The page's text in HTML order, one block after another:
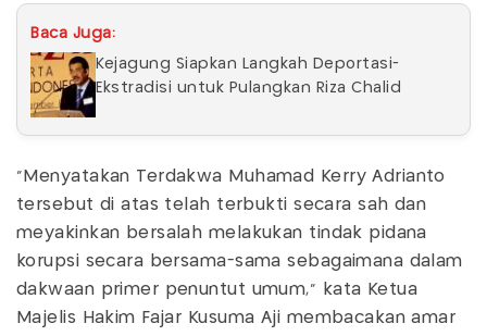
Baca Juga:
Kejagung Siapkan Langkah Deportasi-
Ekstradisi untuk Pulangkan Riza Chalid
“Menyatakan Terdakwa Muhamad Kerry Adrianto
tersebut di atas telah terbukti secara sah dan
meyakinkan bersalah melakukan tindak pidana
korupsi secara bersama-sama sebagaimana dalam
dakwaan primer penuntut umum,” kata Ketua
Majelis Hakim Fajar Kusuma Aji membacakan amar